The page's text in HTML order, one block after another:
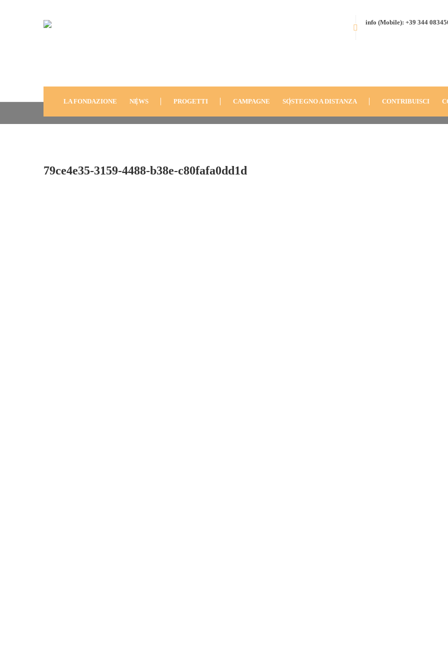
info (Mobile): +39 344
LA FONDAZIONE NEWS PROGETTI CAMPAGNE SOSTEGNO A DISTANZA CONTRIBUISCI
C80fafa0dd1d
79ce4e35-3159-4488-b38e-c80fafa0dd1d